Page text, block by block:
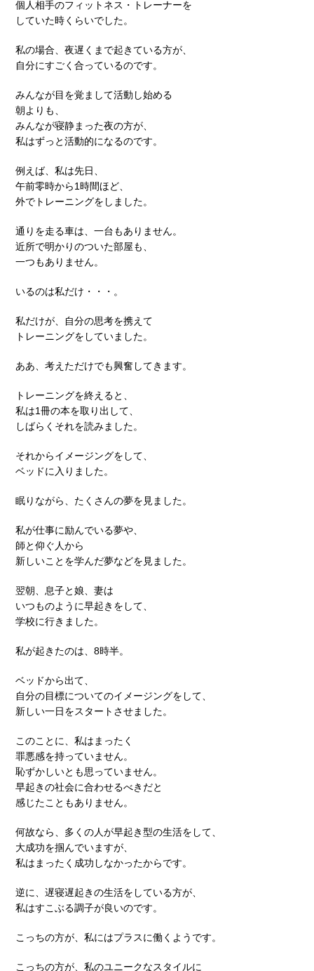
個人相手のフィットネス・トレーナーを
していた時くらいでした。
私の場合、夜遅くまで起きている方が、
自分にすごく合っているのです。
みんなが目を覚まして活動し始める
朝よりも、
みんなが寝静まった夜の方が、
私はずっと活動的になるのです。
例えば、私は先日、
午前零時から1時間ほど、
外でトレーニングをしました。
通りを走る車は、一台もありません。
近所で明かりのついた部屋も、
一つもありません。
いるのは私だけ・・・。
私だけが、自分の思考を携えて
トレーニングをしていました。
ああ、考えただけでも興奮してきます。
トレーニングを終えると、
私は1冊の本を取り出して、
しばらくそれを読みました。
それからイメージングをして、
ベッドに入りました。
眠りながら、たくさんの夢を見ました。
私が仕事に励んでいる夢や、
師と仰ぐ人から
新しいことを学んだ夢などを見ました。
翌朝、息子と娘、妻は
いつものように早起きをして、
学校に行きました。
私が起きたのは、8時半。
ベッドから出て、
自分の目標についてのイメージングをして、
新しい一日をスタートさせました。
このことに、私はまったく
罪悪感を持っていません。
恥ずかしいとも思っていません。
早起きの社会に合わせるべきだと
感じたこともありません。
何故なら、多くの人が早起き型の生活をして、
大成功を掴んでいますが、
私はまったく成功しなかったからです。
逆に、遅寝遅起きの生活をしている方が、
私はすこぶる調子が良いのです。
こっちの方が、私にはプラスに働くようです。
こっちの方が、私のユニークなスタイルに